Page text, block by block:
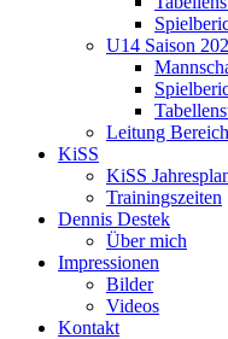
U14 Saison
Leitung
KiSS
KiSS
Trainingszeiten
Dennis Destek
Über mich
Impressionen
Bilder
Videos
Kontakt